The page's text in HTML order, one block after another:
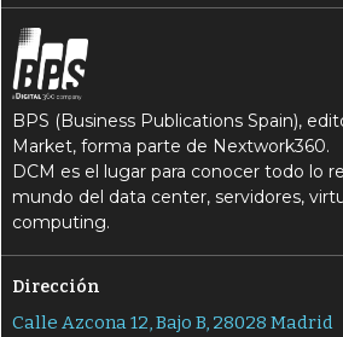
BPS (Business Publications Spain),
Market, forma parte de Nextwork360.
DCM es el lugar para conocer todo lo
mundo del data center, servidores,
computing.
Dirección
Calle Azcona 12, Bajo B, 28028 Madrid